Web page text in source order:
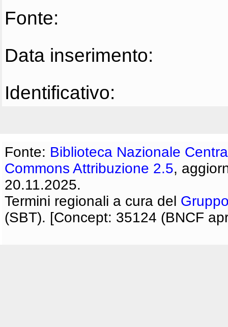
Fonte:
Data inserimento:
Identificativo:
Fonte: Biblioteca Nazionale
Commons Attribuzione 2.5,
20.11.2025.
Termini regionali a cura del
(SBT). [Concept: 35124 (BNCF